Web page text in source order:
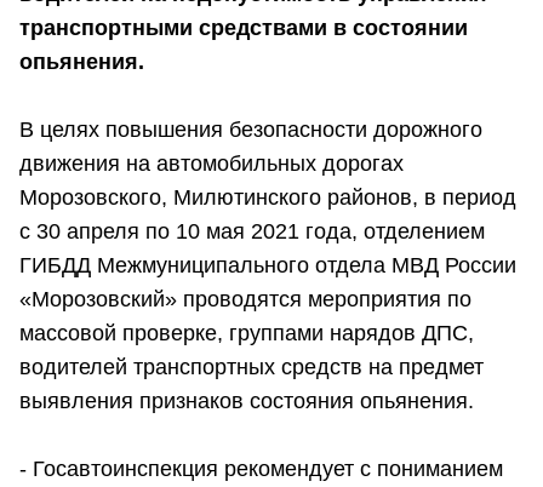
транспортными средствами в состоянии
опьянения.
В целях повышения безопасности дорожного
движения на автомобильных дорогах
Морозовского, Милютинского районов, в период
с 30 апреля по 10 мая 2021 года, отделением
ГИБДД Межмуниципального отдела МВД России
«Морозовский» проводятся мероприятия по
массовой проверке, группами нарядов ДПС,
водителей транспортных средств на предмет
выявления признаков состояния опьянения.
- Госавтоинспекция рекомендует с пониманием